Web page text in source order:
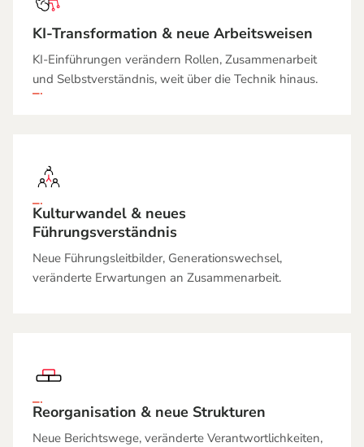
KI-Transformation & neue Arbeitsweisen
KI-Einführungen verändern Rollen, Zusammenarbeit
und Selbstverständnis, weit über die Technik hinaus.
Kulturwandel & neues
Führungsverständnis
Neue Führungsleitbilder, Generationswechsel,
veränderte Erwartungen an Zusammenarbeit.
Reorganisation & neue Strukturen
Neue Berichtswege, veränderte Verantwortlichkeiten,